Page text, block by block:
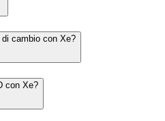
cambio con Xe?
con Xe?